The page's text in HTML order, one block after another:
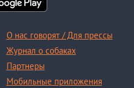
О нас говорят / Для прессы
Журнал о собаках
Партнеры
Мобильные приложения